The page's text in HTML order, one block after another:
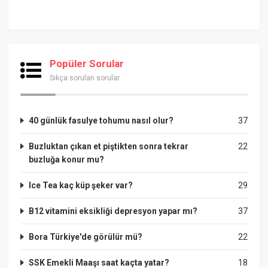
Popüler Sorular
Sıkça sorulan sorular
37
40 günlük fasulye tohumu nasıl olur?
22
Buzluktan çıkan et piştikten sonra tekrar
buzluğa konur mu?
29
Ice Tea kaç küp şeker var?
37
B12 vitamini eksikliği depresyon yapar mı?
22
Bora Türkiye'de görülür mü?
18
SSK Emekli Maaşı saat kaçta yatar?